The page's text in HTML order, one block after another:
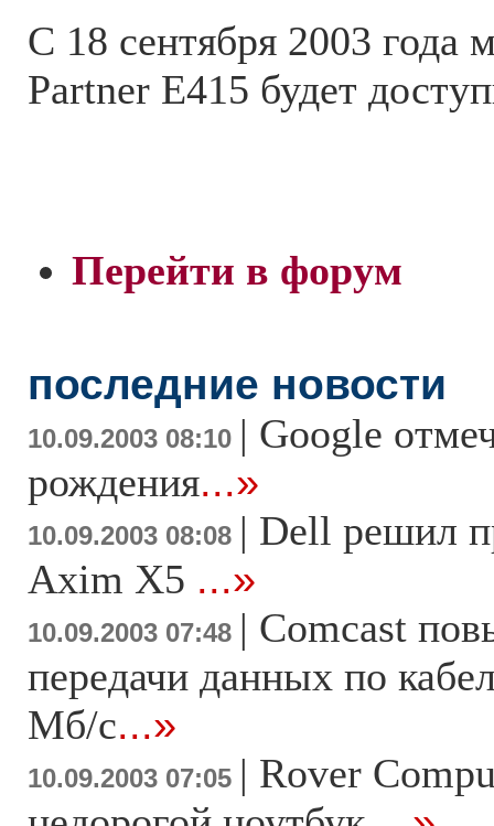
С 18 сентября 2003 года
Partner E415 будет
Перейти в форум
последние новости
10.09.2003 08:10 | Google
рождения...»
10.09.2003 08:08 | Dell решил
Axim X5 ...»
10.09.2003 07:48 | Comсast
передачи данных по
Мб/с...»
10.09.2003 07:05 | Rover